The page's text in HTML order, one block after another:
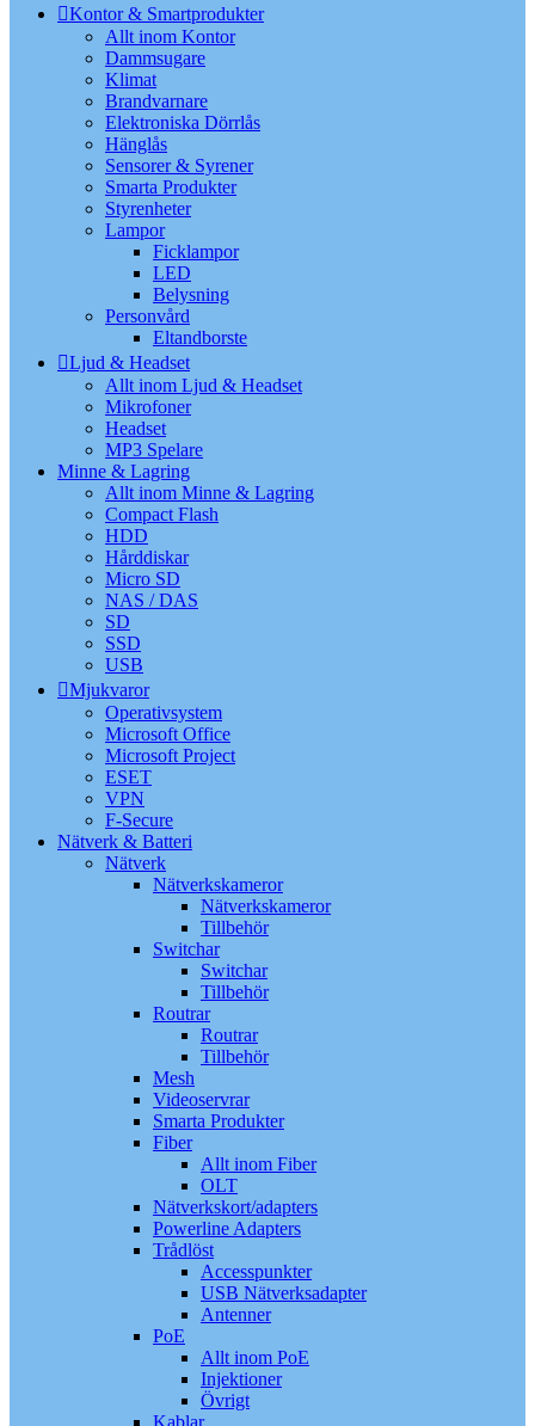
Kontor & Smartprodukter
Allt inom Kontor
Dammsugare
Klimat
Brandvarnare
Elektroniska Dörrlås
Hänglås
Sensorer & Syrener
Smarta Produkter
Styrenheter
Lampor
Ficklampor
LED
Belysning
Personvård
Eltandborste
Ljud & Headset
Allt inom Ljud & Headset
Mikrofoner
Headset
MP3 Spelare
Minne & Lagring
Allt inom Minne & Lagring
Compact Flash
HDD
Hårddiskar
Micro SD
NAS / DAS
SD
SSD
USB
Mjukvaror
Operativsystem
Microsoft Office
Microsoft Project
ESET
VPN
F-Secure
Nätverk & Batteri
Nätverk
Nätverkskameror
Nätverkskameror
Tillbehör
Switchar
Switchar
Tillbehör
Routrar
Routrar
Tillbehör
Mesh
Videoservrar
Smarta Produkter
Fiber
Allt inom Fiber
OLT
Nätverkskort/adapters
Powerline Adapters
Trådlöst
Accesspunkter
USB Nätverksadapter
Antenner
PoE
Allt inom PoE
Injektioner
Övrigt
Kablar